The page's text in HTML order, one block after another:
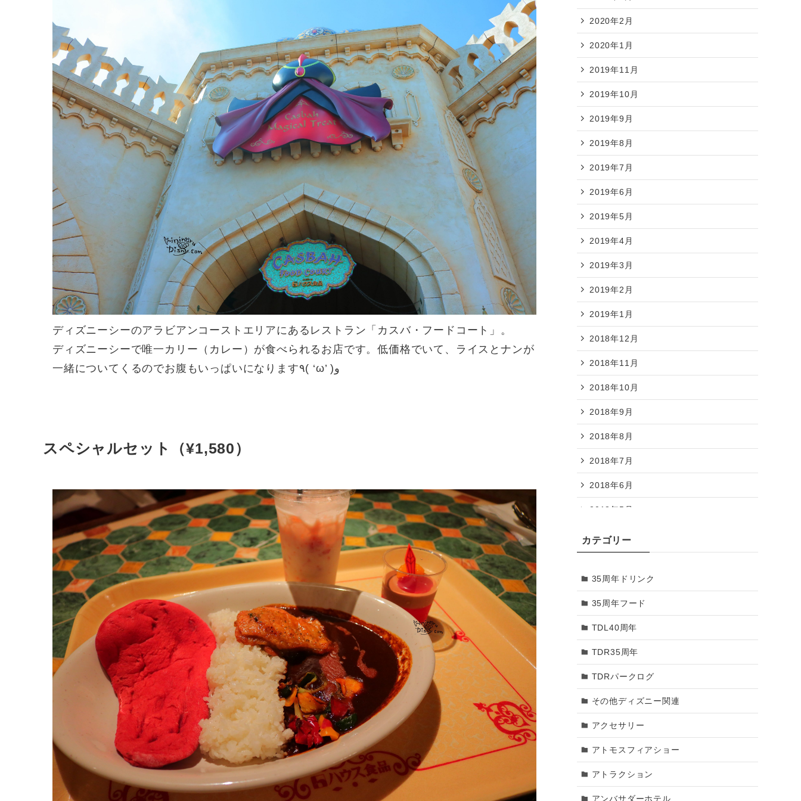
ディズニーシーのアラビアンコーストエリアにあるレストラン「カスバ・フードコート」。
ディズニーシーで唯一カリー（カレー）が食べられるお店です。低価格でいて、ライスとナンが
一緒についてくるのでお腹もいっぱいになります٩( ‘ω’ )و
スペシャルセット（¥1,580）
2020年2月
2020年1月
2019年11月
2019年10月
2019年9月
2019年8月
2019年7月
2019年6月
2019年5月
2019年4月
2019年3月
2019年2月
2019年1月
2018年12月
2018年11月
2018年10月
2018年9月
2018年8月
2018年7月
2018年6月
2018年5月
2018年4月
2018年2月
2018年1月
2017年12月
2017年11月
2017年10月
2017年9月
2017年8月
2017年7月
2017年6月
カテゴリー
35周年ドリンク
35周年フード
TDL40周年
TDR35周年
TDRパークログ
その他ディズニー関連
アクセサリー
アトモスフィアショー
アトラクション
アンバサダーホテル